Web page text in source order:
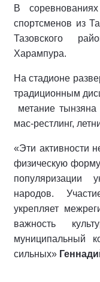
В
спортсменов из
Тазовского
Харампура.
На стадионе
традиционным
метание
мас-рестлинг,
«Эти активности
физическую
популяризации
народов.
укрепляет
важность
муниципальный
сильных»